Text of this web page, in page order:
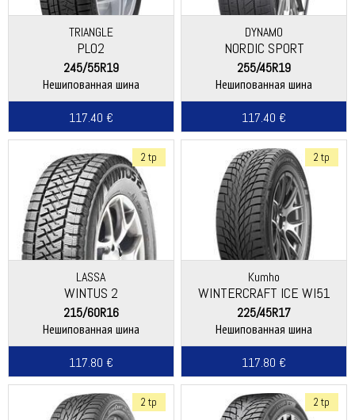
TRIANGLE
PL02
245/55R19
Нешипованная шина
117.40 €
DYNAMO
NORDIC SPORT
255/45R19
Нешипованная шина
117.40 €
2 tp
LASSA
WINTUS 2
215/60R16
Нешипованная шина
117.80 €
2 tp
Kumho
WINTERCRAFT ICE WI51
225/45R17
Нешипованная шина
117.80 €
2 tp 2 tp